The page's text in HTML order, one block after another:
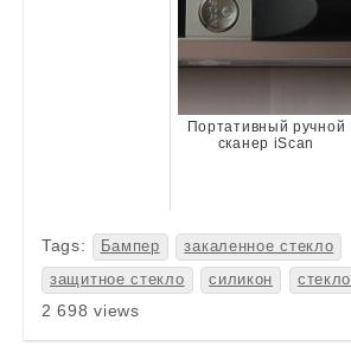
Портативный ручной
сканер iScan
Tags: Бампер
закаленное стекло
защитное стекло
силикон стекло
2 698 views